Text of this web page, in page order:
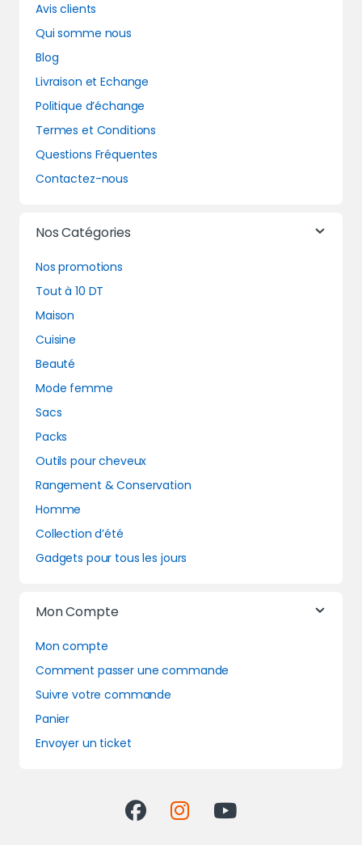
Avis clients
Qui somme nous
Blog
Livraison et Echange
Politique d’échange
Termes et Conditions
Questions Fréquentes
Contactez-nous
Nos Catégories
Nos promotions
Tout à 10 DT
Maison
Cuisine
Beauté
Mode femme
Sacs
Packs
Outils pour cheveux
Rangement & Conservation
Homme
Collection d’été
Gadgets pour tous les jours
Mon Compte
Mon compte
Comment passer une commande
Suivre votre commande
Panier
Envoyer un ticket